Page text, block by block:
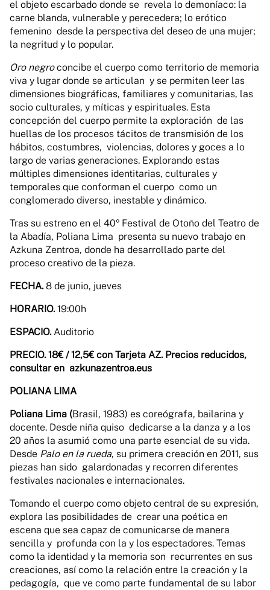
el objeto escarbado donde se revela lo demoníaco: la
carne blanda, vulnerable y perecedera; lo erótico
femenino desde la perspectiva del deseo de una mujer;
la negritud y lo popular.
Oro negroconcibe el cuerpo como territorio de memoria
viva y lugar donde se articulan y se permiten leer las
dimensiones biográficas, familiares y comunitarias, las
socio culturales, y míticas y espirituales. Esta
concepción del cuerpo permite la exploración de las
huellas de los procesos tácitos de transmisión de los
hábitos, costumbres, violencias, dolores y goces a lo
largo de varias generaciones. Explorando estas
múltiples dimensiones identitarias, culturales y
temporales que conforman el cuerpo como un
conglomerado diverso, inestable y dinámico.
Tras su estreno en el 40º Festival de Otoño del Teatro de
la Abadía, Poliana Lima presenta su nuevo trabajo en
Azkuna Zentroa, donde ha desarrollado parte del
proceso creativo de la pieza.
FECHA.8 de junio, jueves
HORARIO.19:00h
ESPACIO.Auditorio
PRECIO.18€ / 12,5€ con Tarjeta AZ. Precios reducidos,
consultar en azkunazentroa.eus
POLIANA LIMA
Poliana Lima (Brasil, 1983) es coreógrafa, bailarina y
docente. Desde niña quiso dedicarse a la danza y a los
20 años la asumió como una parte esencial de su vida.
Desde Palo en la rueda, su primera creación en 2011, sus
piezas han sido galardonadas y recorren diferentes
festivales nacionales e internacionales.
Tomando el cuerpo como objeto central de su expresión,
explora las posibilidades de crear una poética en
escena que sea capaz de comunicarse de manera
sencilla y profunda con la y los espectadores. Temas
como la identidad y la memoria son recurrentes en sus
creaciones, así como la relación entre la creación y la
pedagogía, que ve como parte fundamental de su labor